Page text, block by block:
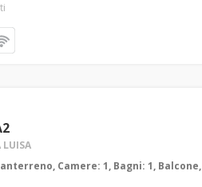
LUISA
Camere: 1, Bagni: 1, Balcone,